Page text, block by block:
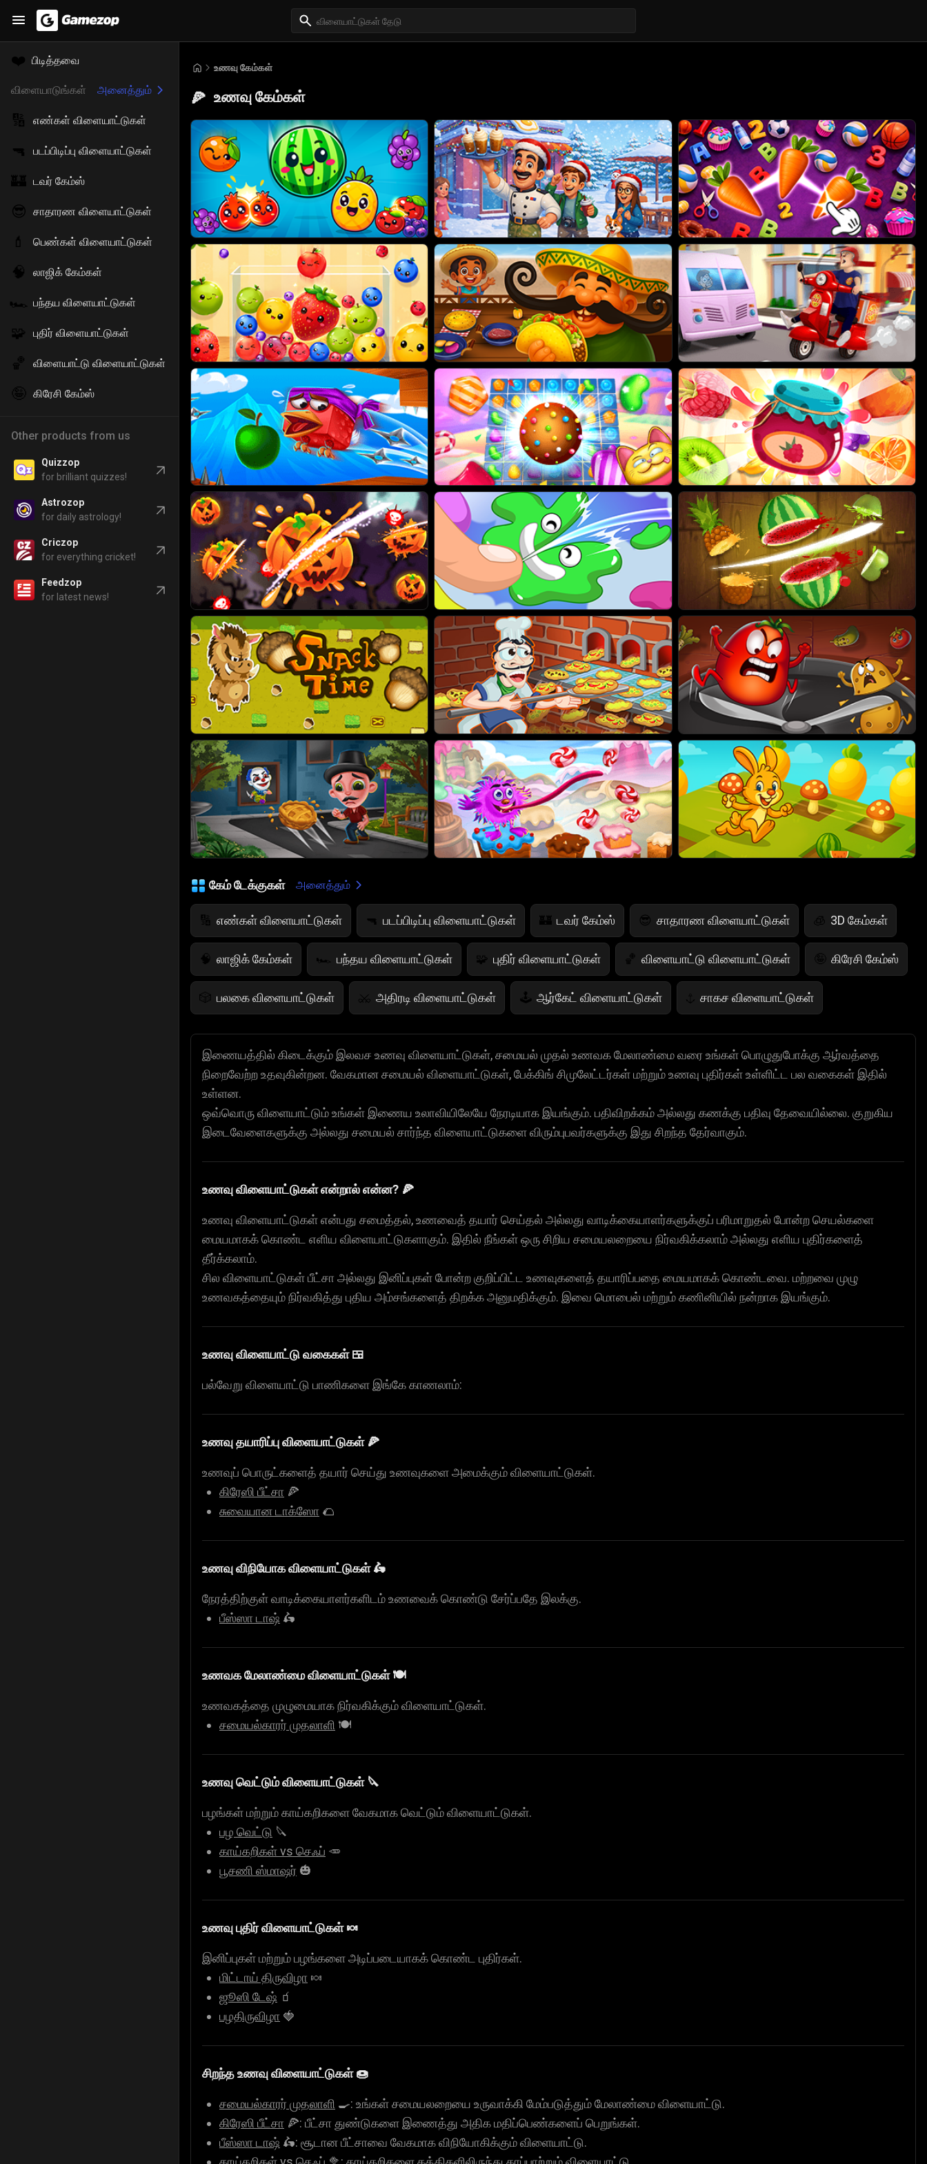
❤️ பிடித்தவை
விளையாடுங்கள் அனைத்தும்
🔢 எண்கள் விளையாட்டுகள்
🔫 படப்பிடிப்பு விளையாட்டுகள்
🏰 டவர் கேம்ஸ்
😎 சாதாரண விளையாட்டுகள்
💄 பெண்கள் விளையாட்டுகள்
🧠 லாஜிக் கேம்கள்
🏎️ பந்தய விளையாட்டுகள்
🧩 புதிர் விளையாட்டுகள்
🏀 விளையாட்டு விளையாட்டுகள்
🤪 கிரேசி கேம்ஸ்
Other products from us
Quizzop
for brilliant quizzes!
Astrozop
for daily astrology!
Criczop
for everything cricket!
Feedzop
for latest news!
உணவு கேம்கள்
🍕 உணவு கேம்கள்
கேம் டேக்குகள் அனைத்தும்
🔢 எண்கள் விளையாட்டுகள் 🔫 படப்பிடிப்பு விளையாட்டுகள் 🏰 டவர் கேம்ஸ் 😎 சாதாரண விளையாட்டுகள் 🧊 3D கேம்கள்
🧠 லாஜிக் கேம்கள் 🏎️ பந்தய விளையாட்டுகள் 🧩 புதிர் விளையாட்டுகள் 🏀 விளையாட்டு விளையாட்டுகள் 🤪 கிரேசி கேம்ஸ்
🎲 பலகை விளையாட்டுகள் ⚔️ அதிரடி விளையாட்டுகள் 🕹️ ஆர்கேட் விளையாட்டுகள் ⚓ சாகச விளையாட்டுகள்
♟️ வியூக விளையாட்டுகள் 💄 பெண்கள் விளையாட்டுகள் 🍇 பழ விளையாட்டுகள் 💡 IQ விளையாட்டுகள்
🌱 வாழ்க்கை விளையாட்டு 🤸 ஜம்ப் கேம்கள் 🎨 நிற கேம்கள் 👻 பயமுறுத்தும் கேம்ஸ் ♠️ சீட்டு விளையாட்டுகள்
👮 போலிஸ் கேம்ஸ் 🧮 மேத் கேம்ஸ் 🍕 உணவு கேம்கள் 🚁 பறக்கும் கேம்ஸ் 🐴 விலங்கு விளையாட்டுகள்
இணையத்தில் கிடைக்கும் இலவச உணவு விளையாட்டுகள், சமையல் முதல் உணவக மேலாண்மை வரை உங்கள் பொழுதுபோக்கு ஆர்வத்தை
நிறைவேற்ற உதவுகின்றன. வேகமான சமையல் விளையாட்டுகள், பேக்கிங் சிமுலேட்டர்கள் மற்றும் உணவு புதிர்கள் உள்ளிட்ட பல வகைகள் இதில்
உள்ளன.
ஒவ்வொரு விளையாட்டும் உங்கள் இணைய உலாவியிலேயே நேரடியாக இயங்கும். பதிவிறக்கம் அல்லது கணக்கு பதிவு தேவையில்லை. குறுகிய
இடைவேளைகளுக்கு அல்லது சமையல் சார்ந்த விளையாட்டுகளை விரும்புபவர்களுக்கு இது சிறந்த தேர்வாகும்.
உணவு விளையாட்டுகள் என்றால் என்ன? 🍕
உணவு விளையாட்டுகள் என்பது சமைத்தல், உணவைத் தயார் செய்தல் அல்லது வாடிக்கையாளர்களுக்குப் பரிமாறுதல் போன்ற செயல்களை
மையமாகக் கொண்ட எளிய விளையாட்டுகளாகும். இதில் நீங்கள் ஒரு சிறிய சமையலறையை நிர்வகிக்கலாம் அல்லது எளிய புதிர்களைத்
தீர்க்கலாம்.
சில விளையாட்டுகள் பீட்சா அல்லது இனிப்புகள் போன்ற குறிப்பிட்ட உணவுகளைத் தயாரிப்பதை மையமாகக் கொண்டவை. மற்றவை முழு
உணவகத்தையும் நிர்வகித்து புதிய அம்சங்களைத் திறக்க அனுமதிக்கும். இவை மொபைல் மற்றும் கணினியில் நன்றாக இயங்கும்.
உணவு விளையாட்டு வகைகள் 🍱
பல்வேறு விளையாட்டு பாணிகளை இங்கே காணலாம்:
உணவு தயாரிப்பு விளையாட்டுகள் 🍕
உணவுப் பொருட்களைத் தயார் செய்து உணவுகளை அமைக்கும் விளையாட்டுகள்.
கிரேஸி பீட்சா 🍕
சுவையான டாக்ஸோ 🌮
உணவு விநியோக விளையாட்டுகள் 🛵
நேரத்திற்குள் வாடிக்கையாளர்களிடம் உணவைக் கொண்டு சேர்ப்பதே இலக்கு.
பீஸ்ஸா டாஷ் 🛵
உணவக மேலாண்மை விளையாட்டுகள் 🍽️
உணவகத்தை முழுமையாக நிர்வகிக்கும் விளையாட்டுகள்.
சமையல்காரர் முதலாளி 🍽️
உணவு வெட்டும் விளையாட்டுகள் 🔪
பழங்கள் மற்றும் காய்கறிகளை வேகமாக வெட்டும் விளையாட்டுகள்.
பழ வெட்டு 🔪
காய்கறிகள் vs செஃப் 🥕
பூசணி ஸ்மாஷர் 🎃
உணவு புதிர் விளையாட்டுகள் 🍬
இனிப்புகள் மற்றும் பழங்களை அடிப்படையாகக் கொண்ட புதிர்கள்.
மிட்டாய் திருவிழா 🍬
ஜூஸி டேஷ் 🧃
பழதிருவிழா 🍓
சிறந்த உணவு விளையாட்டுகள் 🍩
சமையல்காரர் முதலாளி 🍳: உங்கள் சமையலறையை உருவாக்கி மேம்படுத்தும் மேலாண்மை விளையாட்டு.
கிரேஸி பீட்சா 🍕: பீட்சா துண்டுகளை இணைத்து அதிக மதிப்பெண்களைப் பெறுங்கள்.
பீஸ்ஸா டாஷ் 🛵: சூடான பீட்சாவை வேகமாக விநியோகிக்கும் விளையாட்டு.